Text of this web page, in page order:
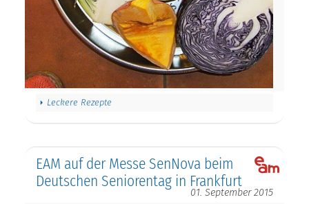
Leckere Rezepte
EAM auf der Messe SenNova beim
Deutschen Seniorentag in Frankfurt
01. September 2015